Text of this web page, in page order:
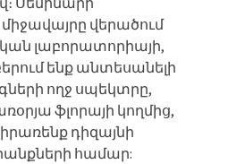
վերածում
լաբորատորիայի,
ենք անտեսանելի
ողջ սպեկտրը,
ֆլորայի կողմից,
դիզայնի
համար: